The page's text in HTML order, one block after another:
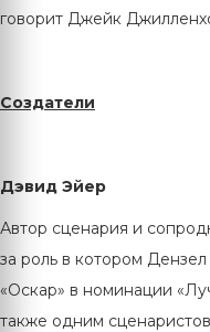
говорит Джейк
Создатели
Дэвид Эйер
Автор сценария и
за роль в котором
«Оскар» в номинации
также одним